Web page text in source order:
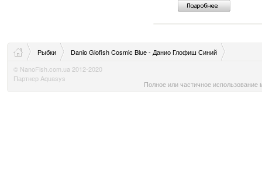
Рыбки
Danio Glofish Cosmic Blue - Данио Глофиш Синий
© NanoFish.com.ua 2012-2020
Партнер Aquasys
Полное или частичное